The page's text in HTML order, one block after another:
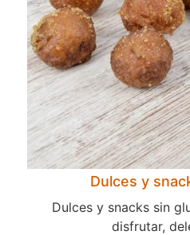
Dulces y
Dulces y snacks sin
disfrutar,